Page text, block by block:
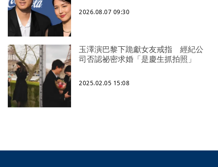
2026.08.07 09:30
玉澤演巴黎下跪獻女友戒指 經紀公
司否認祕密求婚「是慶生抓拍照」
2025.02.05 15:08